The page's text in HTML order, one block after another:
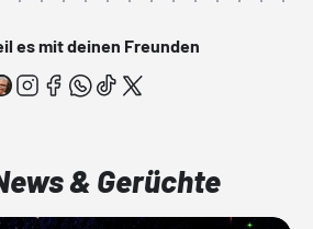
es mit deinen Freunden
& Gerüchte